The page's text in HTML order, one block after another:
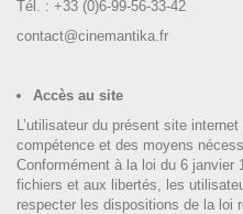
Tél. : +33 (0)6-99-56-33-42
contact@cinemantika.fr
Accès au site
L’utilisateur du présent site
compétence et des moyens
Conformément à la loi du 6 janvier
fichiers et aux libertés, les
respecter les dispositions de la loi